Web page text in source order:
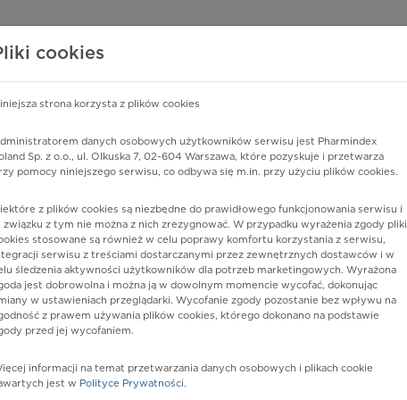
o lekach
PHARMINDEX
Pharmindex
lider wiedzy o lekach
lub substancję czynną
Postać:roztw. do wstrz.
cookies
strona korzysta z plików cookies
danych osobowych użytkowników serwisu jest Pharmindex
Sp. z o.o., ul. Olkuska 7, 02-604 Warszawa, które pozyskuje i przetwarza
pomocy niniejszego serwisu, co odbywa się m.in. przy użyciu plików cookies.
z plików cookies są niezbędne do prawidłowego funkcjonowania serwisu i
związku z tym nie można z nich zrezygnować. W przypadku wyrażenia zgody pliki
stosowane są również w celu poprawy komfortu korzystania z serwisu,
serwisu z treściami dostarczanymi przez zewnętrznych dostawców i w
śledzenia aktywności użytkowników dla potrzeb marketingowych. Wyrażona
jest dobrowolna i można ją w dowolnym momencie wycofać, dokonując
w ustawieniach przeglądarki. Wycofanie zgody pozostanie bez wpływu na
z prawem używania plików cookies, którego dokonano na podstawie
przed jej wycofaniem.
informacji na temat przetwarzania danych osobowych i plikach cookie
jest w Polityce Prywatności.